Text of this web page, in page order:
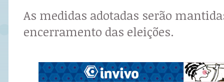
As medidas adotadas serão
encerramento das eleições.